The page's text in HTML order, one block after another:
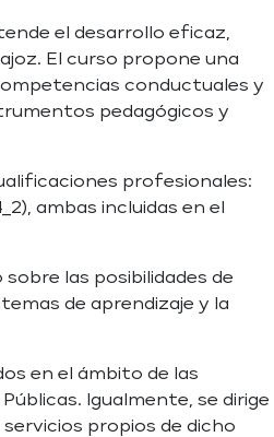
el desarrollo eficaz,
El curso propone una
conductuales y
pedagógicos y
profesionales:
ambas incluidas en el
las posibilidades de
de aprendizaje y la
en el ámbito de las
Igualmente, se dirige
propios de dicho